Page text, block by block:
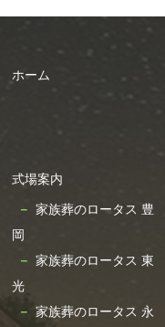
ホーム
式場案内
家族葬のロータス 豊
岡
家族葬のロータス 東
光
家族葬のロータス 永